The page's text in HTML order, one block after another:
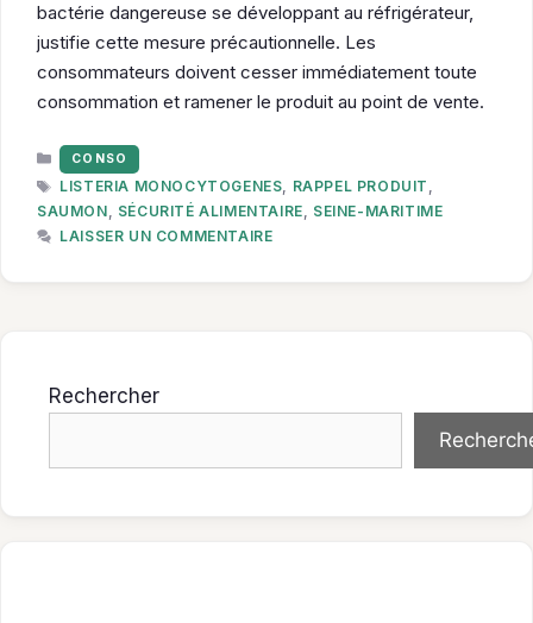
bactérie dangereuse se développant au réfrigérateur,
justifie cette mesure précautionnelle. Les
consommateurs doivent cesser immédiatement toute
consommation et ramener le produit au point de vente.
CATÉGORIES
CONSO
ÉTIQUETTES
LISTERIA MONOCYTOGENES, RAPPEL PRODUIT ,
SAUMON, SÉCURITÉ ALIMENTAIRE, SEINE-MARITIME
LAISSER UN COMMENTAIRE
Rechercher